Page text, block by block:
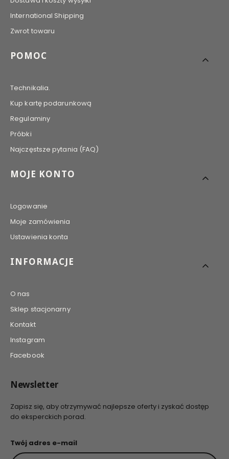
International Shipping
Zwrot towaru
POMOC
Technikalia.
Kup kartę podarunkową
Regulaminy
Próbki
Najczęstsze pytania (FAQ)
MOJE KONTO
Logowanie
Moje zamówienia
Ustawienia konta
INFORMACJE
O nas
Sklep stacjonarny
Kontakt
Instagram
Facebook
Newsletter
Zapisz się, aby otrzymywać najlepsze oferty i zyskać dostęp
do eksperckich porad.
Twój adres e-mail